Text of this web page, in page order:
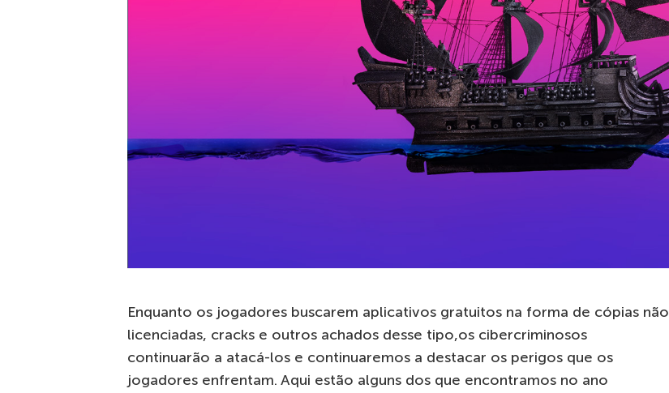
Enquanto os jogadores buscarem aplicativos gratuitos na forma de cópias não
licenciadas, cracks e outros achados desse tipo,os cibercriminosos
continuarão a atacá-los e continuaremos a destacar os perigos que os
jogadores enfrentam. Aqui estão alguns dos que encontramos no ano